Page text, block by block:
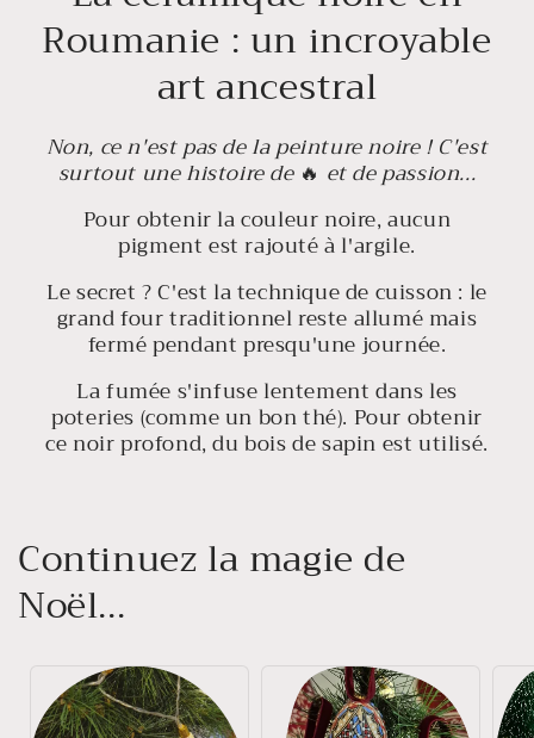
Roumanie : un incroyable
art ancestral
Non, ce n'est pas de la peinture noire ! C'est
surtout une histoire de 🔥 et de passion...
Pour obtenir la couleur noire, aucun
pigment est rajouté à l'argile.
Le secret ? C'est la technique de cuisson : le
grand four traditionnel reste allumé mais
fermé pendant presqu'une journée.
La fumée s'infuse lentement dans les
poteries (comme un bon thé). Pour obtenir
ce noir profond, du bois de sapin est utilisé.
Continuez la magie de
Noël...